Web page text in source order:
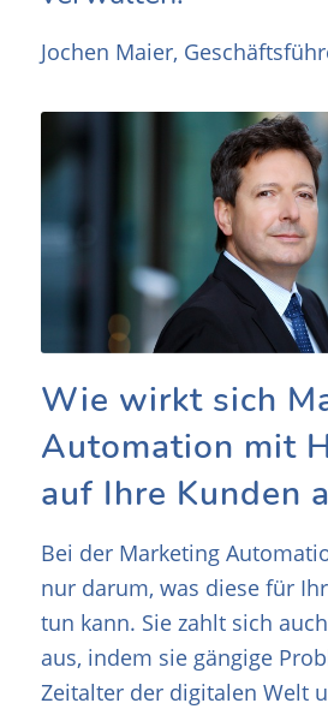
Jochen Maier,
Wie wirkt sich
Automation mit
auf Ihre Kunden
Bei der Marketing
nur darum, was diese für
tun kann. Sie zahlt sich
aus, indem sie gängige
Zeitalter der digitalen Welt